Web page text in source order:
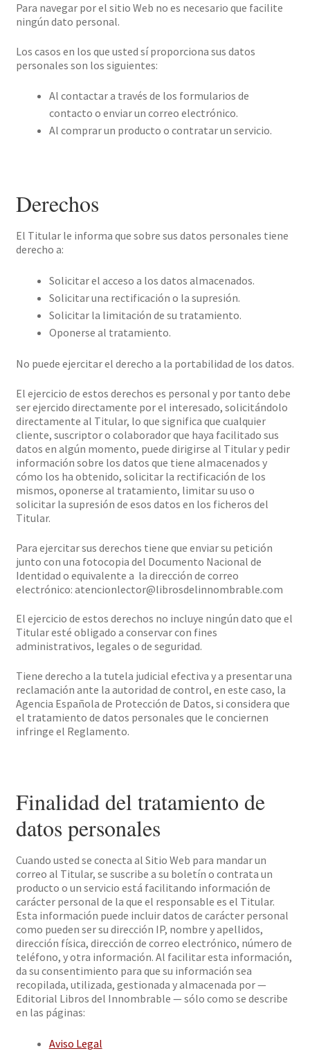
Para navegar por el sitio Web no es necesario que facilite
ningún dato personal.
Los casos en los que usted sí proporciona sus datos
personales son los siguientes:
Al contactar a través de los formularios de
contacto o enviar un correo electrónico.
Al comprar un producto o contratar un servicio.
Derechos
El Titular le informa que sobre sus datos personales tiene
derecho a:
Solicitar el acceso a los datos almacenados.
Solicitar una rectificación o la supresión.
Solicitar la limitación de su tratamiento.
Oponerse al tratamiento.
No puede ejercitar el derecho a la portabilidad de los datos.
El ejercicio de estos derechos es personal y por tanto debe
ser ejercido directamente por el interesado, solicitándolo
directamente al Titular, lo que significa que cualquier
cliente, suscriptor o colaborador que haya facilitado sus
datos en algún momento, puede dirigirse al Titular y pedir
información sobre los datos que tiene almacenados y
cómo los ha obtenido, solicitar la rectificación de los
mismos, oponerse al tratamiento, limitar su uso o
solicitar la supresión de esos datos en los ficheros del
Titular.
Para ejercitar sus derechos tiene que enviar su petición
junto con una fotocopia del Documento Nacional de
Identidad o equivalente a la dirección de correo
electrónico: atencionlector@librosdelinnombrable.com
El ejercicio de estos derechos no incluye ningún dato que el
Titular esté obligado a conservar con fines
administrativos, legales o de seguridad.
Tiene derecho a la tutela judicial efectiva y a presentar una
reclamación ante la autoridad de control, en este caso, la
Agencia Española de Protección de Datos, si considera que
el tratamiento de datos personales que le conciernen
infringe el Reglamento.
Finalidad del tratamiento de
datos personales
Cuando usted se conecta al Sitio Web para mandar un
correo al Titular, se suscribe a su boletín o contrata un
producto o un servicio está facilitando información de
carácter personal de la que el responsable es el Titular.
Esta información puede incluir datos de carácter personal
como pueden ser su dirección IP, nombre y apellidos,
dirección física, dirección de correo electrónico, número de
teléfono, y otra información. Al facilitar esta información,
da su consentimiento para que su información sea
recopilada, utilizada, gestionada y almacenada por —
Editorial Libros del Innombrable — sólo como se describe
en las páginas:
Aviso Legal